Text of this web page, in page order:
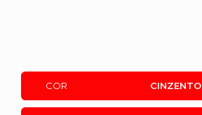
COR CINZENTO